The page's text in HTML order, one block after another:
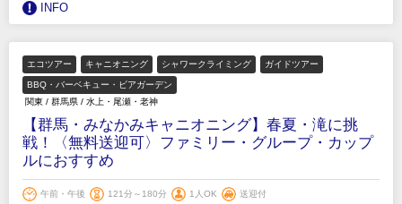
INFO
エコツアー キャニオニング シャワークライミング ガイドツアー
BBQ・バーベキュー・ビアガーデン
関東 / 群馬県 / 水上・尾瀬・老神
【群馬・みなかみキャニオニング】春夏・滝に挑
戦！〈無料送迎可〉ファミリー・グループ・カップ
ルにおすすめ
午前・午後 121分～180分 1人OK
送迎付